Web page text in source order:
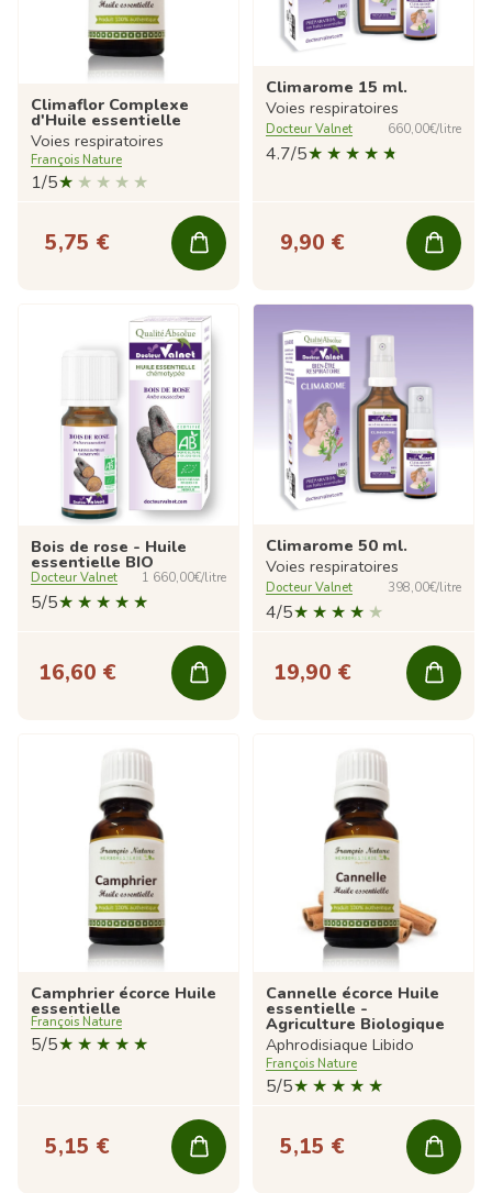
Climaflor Complexe
d'Huile essentielle
Voies respiratoires
François Nature
1/5
5,75 €
Climarome 15 ml.
Voies respiratoires
Docteur Valnet 660,00€/litre
4.7/5
9,90 €
Bois de rose - Huile
essentielle BIO
Docteur Valnet 1 660,00€/litre
5/5
16,60 €
Climarome 50 ml.
Voies respiratoires
Docteur Valnet 398,00€/litre
4/5
19,90 €
Camphrier écorce Huile
essentielle
François Nature
5/5
5,15 €
Cannelle écorce Huile
essentielle -
Agriculture Biologique
Aphrodisiaque Libido
François Nature
5/5
5,15 €